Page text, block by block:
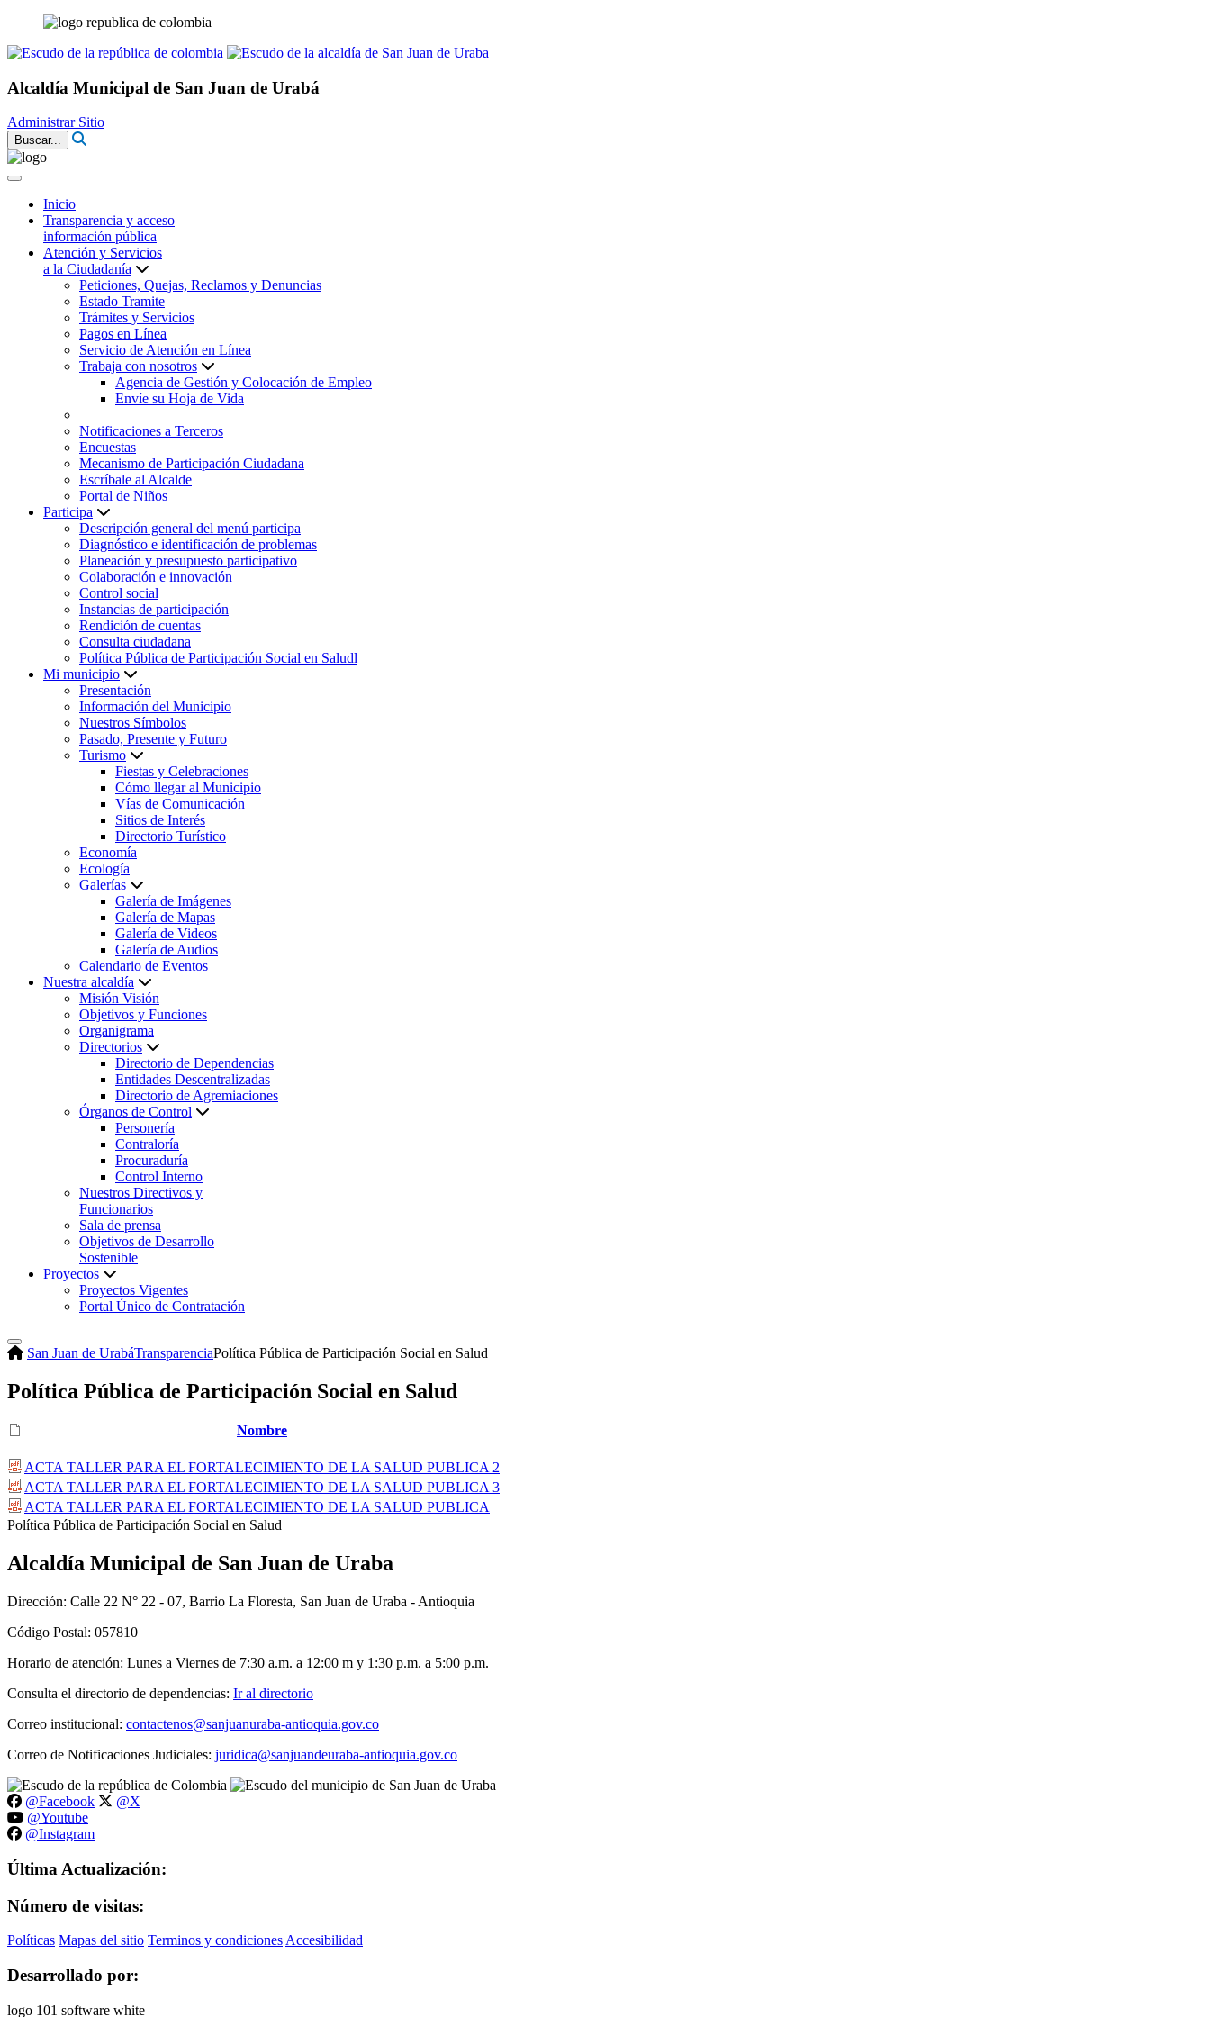
Alcaldía Municipal de San Juan de Urabá
Administrar Sitio
Buscar...
Inicio
Transparencia y acceso
información pública
Atención y Servicios
a la Ciudadanía
Peticiones, Quejas, Reclamos y Denuncias
Estado Tramite
Trámites y Servicios
Pagos en Línea
Servicio de Atención en Línea
Trabaja con nosotros
Agencia de Gestión y Colocación de Empleo
Envíe su Hoja de Vida
Notificaciones a Terceros
Encuestas
Mecanismo de Participación Ciudadana
Escríbale al Alcalde
Portal de Niños
Participa
Descripción general del menú participa
Diagnóstico e identificación de problemas
Planeación y presupuesto participativo
Colaboración e innovación
Control social
Instancias de participación
Rendición de cuentas
Consulta ciudadana
Política Pública de Participación Social en Saludl
Mi municipio
Presentación
Información del Municipio
Nuestros Símbolos
Pasado, Presente y Futuro
Turismo
Fiestas y Celebraciones
Cómo llegar al Municipio
Vías de Comunicación
Sitios de Interés
Directorio Turístico
Economía
Ecología
Galerías
Galería de Imágenes
Galería de Mapas
Galería de Videos
Galería de Audios
Calendario de Eventos
Nuestra alcaldía
Misión Visión
Objetivos y Funciones
Organigrama
Directorios
Directorio de Dependencias
Entidades Descentralizadas
Directorio de Agremiaciones
Órganos de Control
Personería
Contraloría
Procuraduría
Control Interno
Nuestros Directivos y
Funcionarios
Sala de prensa
Objetivos de Desarrollo
Sostenible
Proyectos
Proyectos Vigentes
Portal Único de Contratación
San Juan de UrabáTransparenciaPolítica Pública de Participación Social en Salud
Política Pública de Participación Social en Salud
Nombre
ACTA TALLER PARA EL FORTALECIMIENTO DE LA SALUD PUBLICA 2
ACTA TALLER PARA EL FORTALECIMIENTO DE LA SALUD PUBLICA 3
ACTA TALLER PARA EL FORTALECIMIENTO DE LA SALUD PUBLICA
​Política Pública de Participación Social en Salud
Alcaldía Municipal de San Juan de Uraba
Dirección: Calle 22 N° 22 - 07, Barrio La Floresta, San Juan de Uraba - Antioquia
Código Postal: 057810
Horario de atención: Lunes a Viernes de 7:30 a.m. a 12:00 m y 1:30 p.m. a 5:00 p.m.
Consulta el directorio de dependencias: Ir al directorio
Correo institucional: contactenos@sanjuanuraba-antioquia.gov.co
Correo de Notificaciones Judiciales: juridica@sanjuandeuraba-antioquia.gov.co
@Facebook
@X
@Youtube
@Instagram
Última Actualización:
Número de visitas:
Políticas Mapas del sitio Terminos y condiciones Accesibilidad
Desarrollado por: